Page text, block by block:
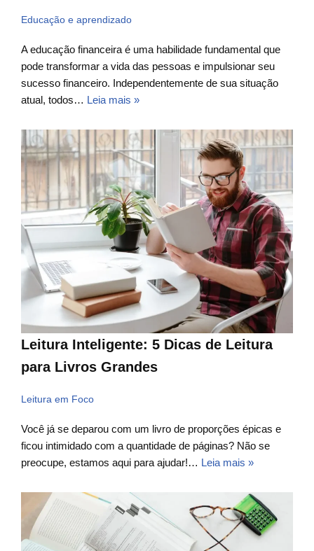
Educação e aprendizado
A educação financeira é uma habilidade fundamental que
pode transformar a vida das pessoas e impulsionar seu
sucesso financeiro. Independentemente de sua situação
atual, todos… Leia mais »
Leitura Inteligente: 5 Dicas de Leitura
para Livros Grandes
Leitura em Foco
Você já se deparou com um livro de proporções épicas e
ficou intimidado com a quantidade de páginas? Não se
preocupe, estamos aqui para ajudar!… Leia mais »